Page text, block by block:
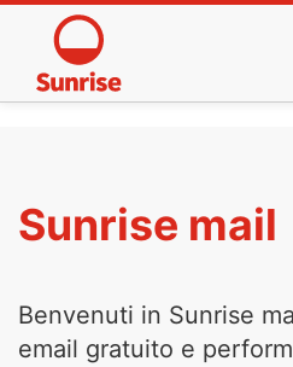
Sunrise mail
Benvenuti in Sunrise
email gratuito e